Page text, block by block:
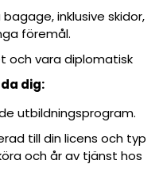
inklusive skidor,
föremål.
och vara diplomatisk
dig:
utbildningsprogram.
till din licens och typ
och år av tjänst hos